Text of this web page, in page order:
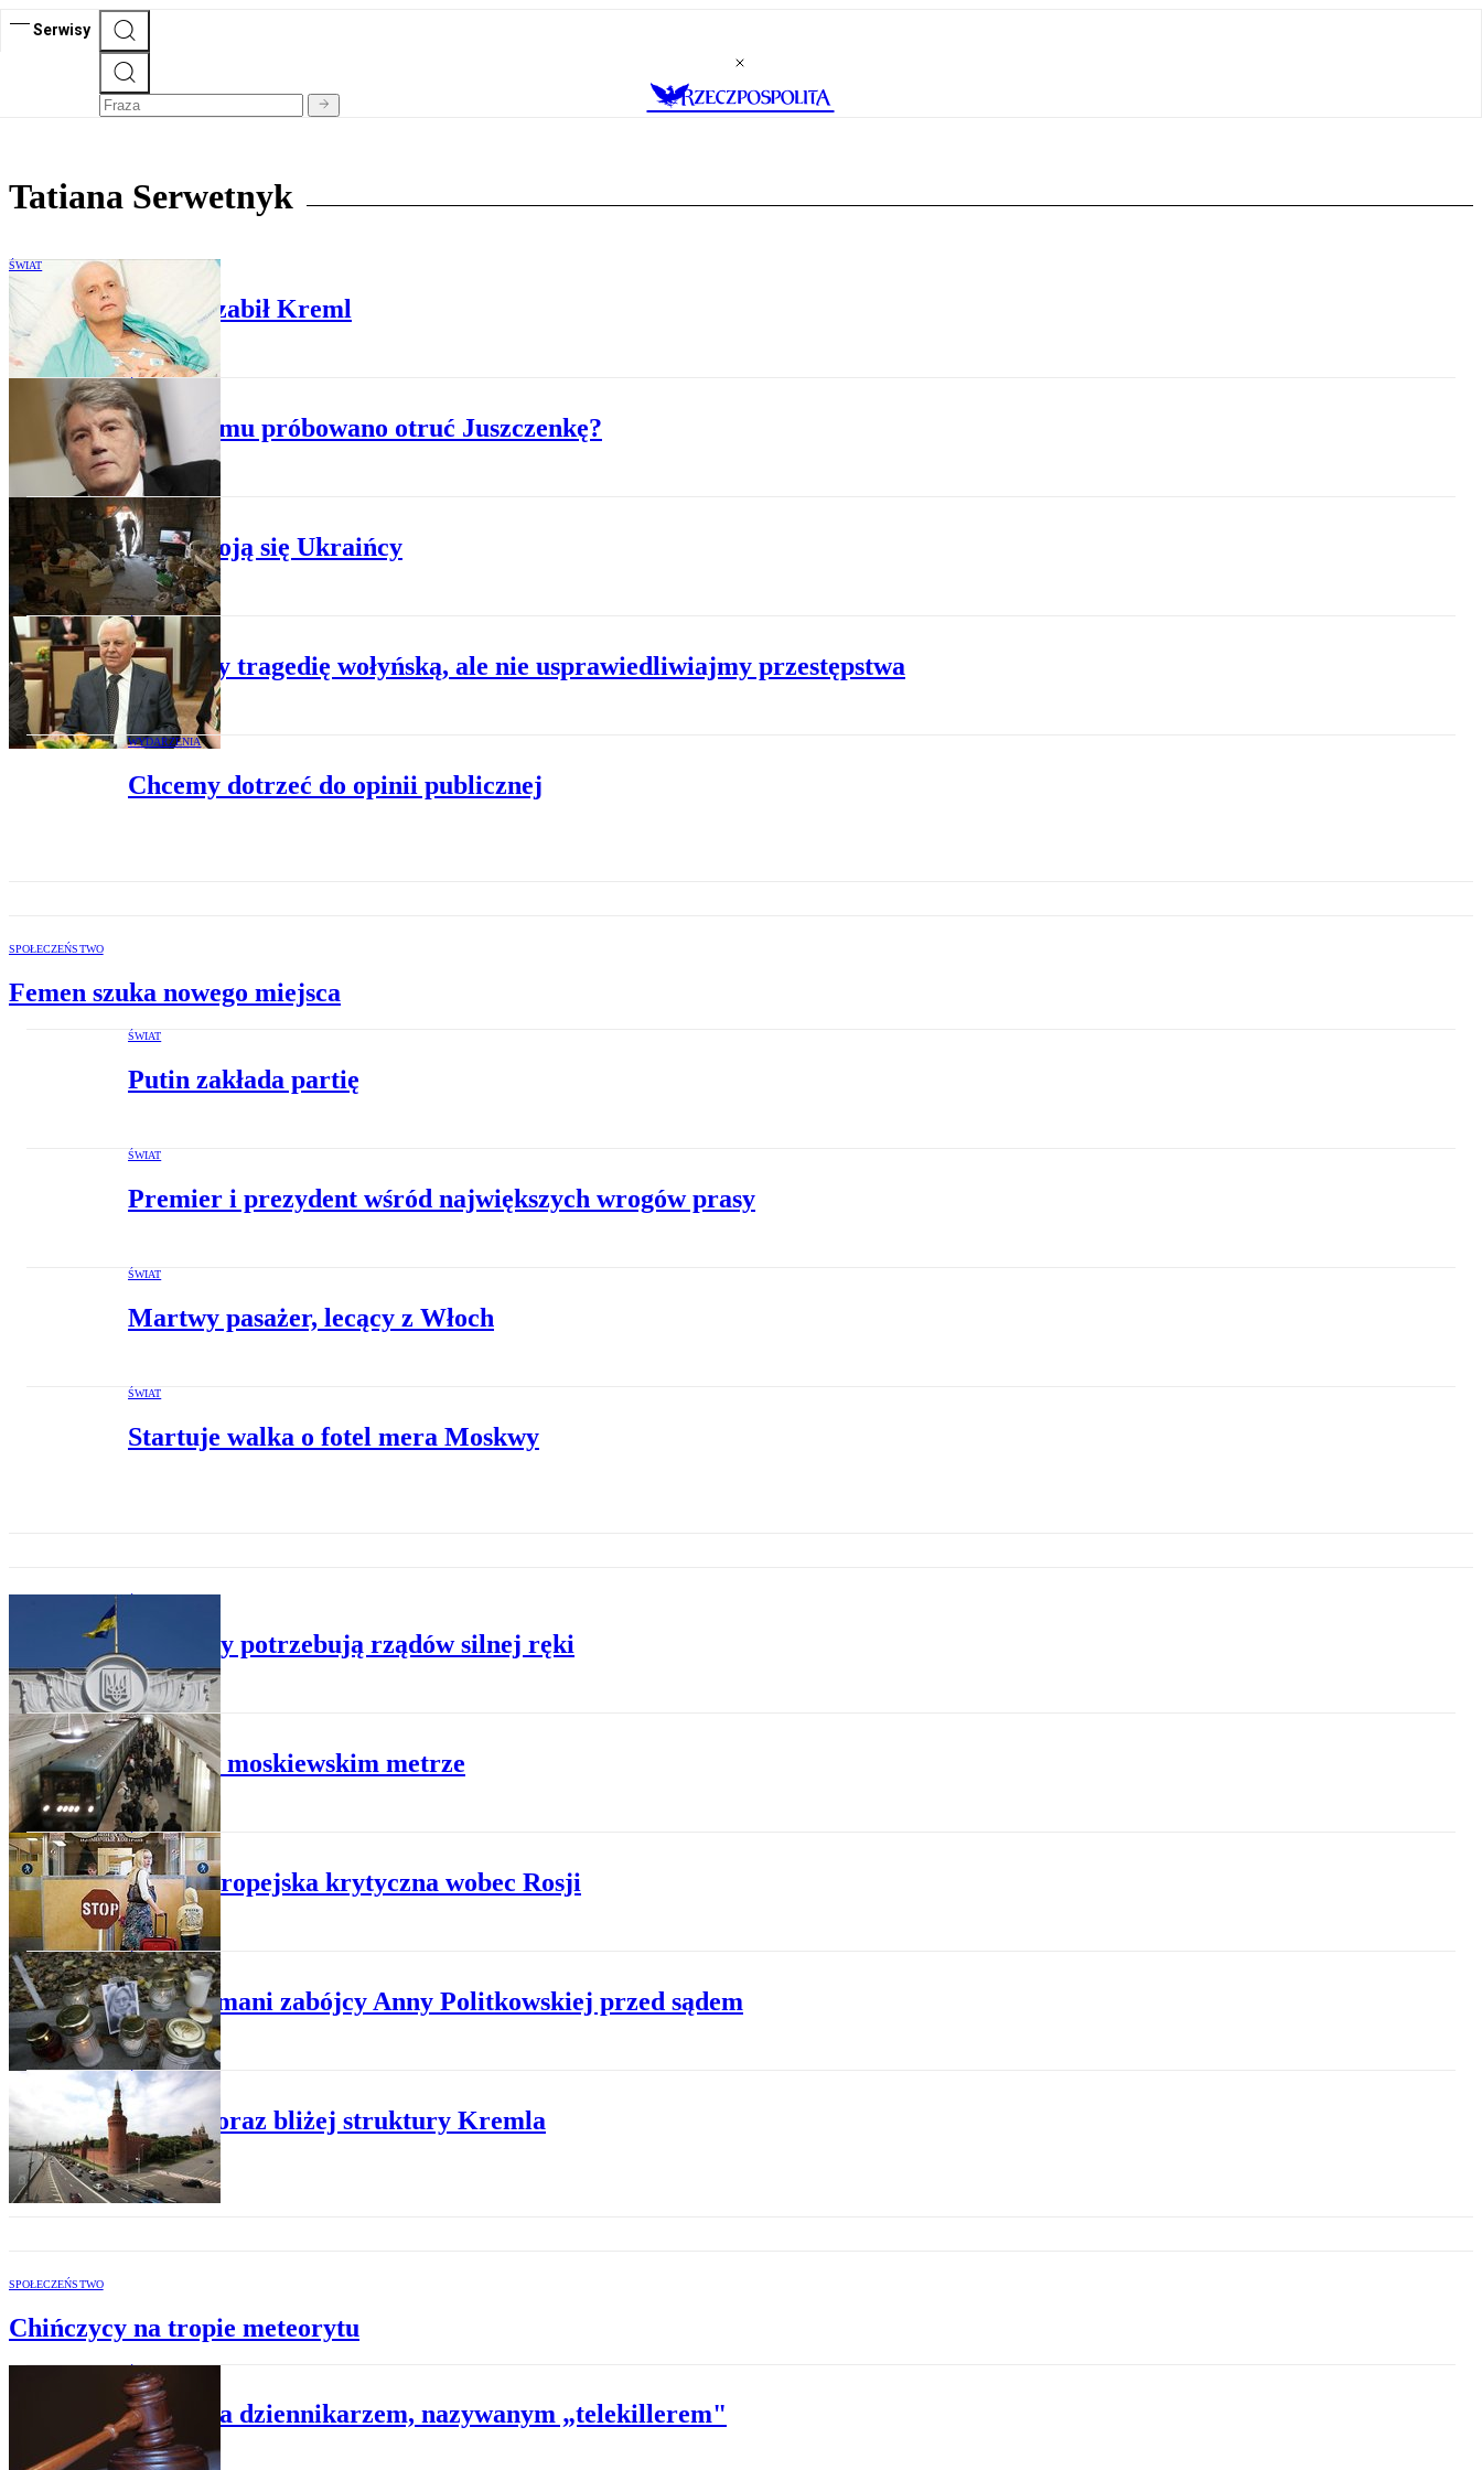
Serwisy
Tatiana Serwetnyk
ŚWIAT
MI5: Litwinienkę zabił Kreml
ŚWIAT
13 lat temu próbowano otruć Juszczenkę?
WYDARZENIA
Czego boją się Ukraińcy
ŚWIAT
Badajmy tragedię wołyńską, ale nie usprawiedliwiajmy przestępstwa
WYDARZENIA
Chcemy dotrzeć do opinii publicznej
SPOŁECZEŃSTWO
Femen szuka nowego miejsca
ŚWIAT
Putin zakłada partię
ŚWIAT
Premier i prezydent wśród największych wrogów prasy
ŚWIAT
Martwy pasażer, lecący z Włoch
ŚWIAT
Startuje walka o fotel mera Moskwy
Ukraińcy potrzebują rządów silnej ręki
WYDARZENIA
Pożar w moskiewskim metrze
ŚWIAT
Unia Europejska krytyczna wobec Rosji
ŚWIAT
Domniemani zabójcy Anny Politkowskiej przed sądem
ŚWIAT
Kijów coraz bliżej struktury Kremla
SPOŁECZEŃSTWO
Chińczycy na tropie meteorytu
ŚWIAT
Pościg za dziennikarzem, nazywanym „telekillerem"